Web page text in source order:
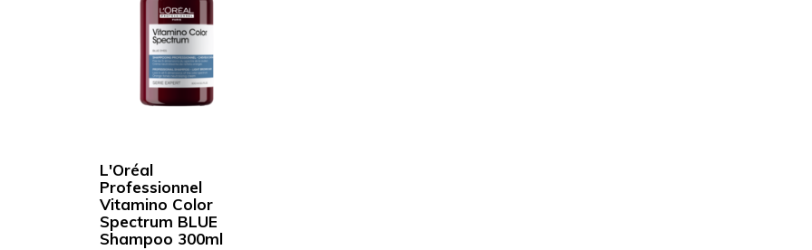
L'Oréal
Professionnel
Vitamino Color
Spectrum BLUE
Shampoo 300ml